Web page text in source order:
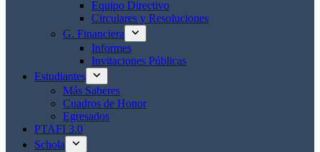
Equipo Directivo
Circulares y Resoluciones
G. Financiera
Informes
Invitaciones Públicas
Estudiantes
Más Saberes
Cuadros de Honor
Egresados
PTAFI 3.0
Schola